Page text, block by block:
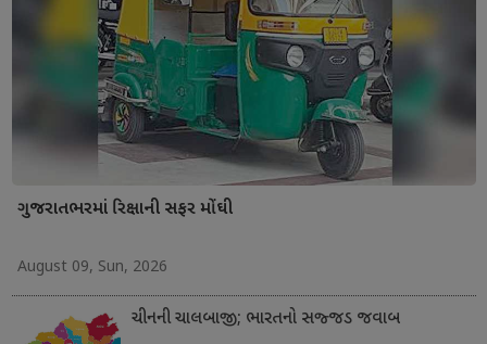
ગુજરાતભરમાં રિક્ષાની સફર મોંઘી
August 09, Sun, 2026
ચીનની ચાલબાજી; ભારતનો સજ્જડ જવાબ